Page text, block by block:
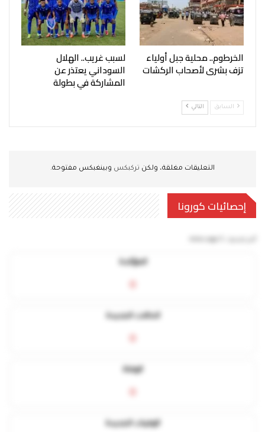
الخرطوم.. محلية جبل أولياء
تزف بشرى لأصحاب الركشات
لسبب غريب.. الهلال
السوداني يعتذر عن
المشاركة في بطولة
السابق التالي
التعليقات مغلقة، ولكن تركبكس وبينغبكس مفتوحة.
إحصائيات كورونا